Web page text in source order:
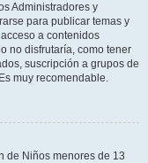
Administradores y
para publicar temas y
a contenidos
no disfrutaría, como tener
suscripción a grupos de
muy recomendable.
de Niños menores de 13